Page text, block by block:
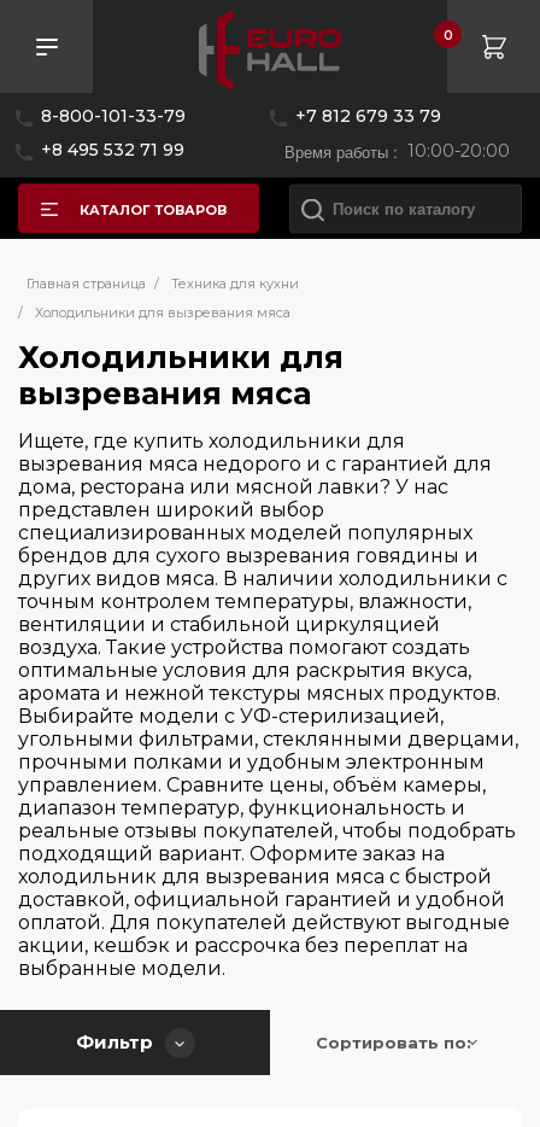
8-800-101-33-79
+7 812 679 33 79
+8 495 532 71 99
Время работы : 10:00-20:00
0
КАТАЛОГ ТОВАРОВ
Главная страница /
Техника для кухни
/
Холодильники для вызревания мяса
Холодильники для
вызревания мяса
Ищете, где купить холодильники для
вызревания мяса недорого и с гарантией для
дома, ресторана или мясной лавки? У нас
представлен широкий выбор
специализированных моделей популярных
брендов для сухого вызревания говядины и
других видов мяса. В наличии холодильники с
точным контролем температуры, влажности,
вентиляции и стабильной циркуляцией
воздуха. Такие устройства помогают создать
оптимальные условия для раскрытия вкуса,
аромата и нежной текстуры мясных продуктов.
Выбирайте модели с УФ-стерилизацией,
угольными фильтрами, стеклянными дверцами,
прочными полками и удобным электронным
управлением. Сравните цены, объём камеры,
диапазон температур, функциональность и
реальные отзывы покупателей, чтобы подобрать
подходящий вариант. Оформите заказ на
холодильник для вызревания мяса с быстрой
доставкой, официальной гарантией и удобной
оплатой. Для покупателей действуют выгодные
акции, кешбэк и рассрочка без переплат на
выбранные модели.
Фильтр
Розничная цена
—
Бренд
CASO
Meyvel
Страна производитель
Цвет
Управление
Сенсорное
Тип установки
Отдельностоящая
С возможностью встраивания
Материал исполнения
Сталь
Диапазон температур
От +1 до +25
Диапазон влажности %
60-85
Количество температурных зон
1
Общий объем (л)
110
425
Максимальная загрузка (кг)
Высота (см)
Ширина (см)
Сортировать по: